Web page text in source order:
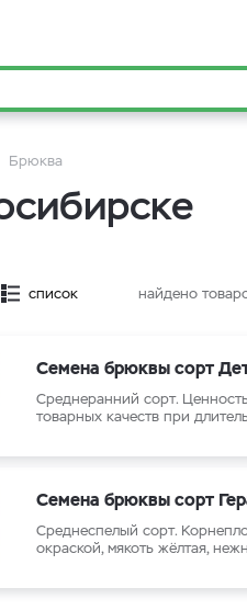
Брюква
список найдено
Семена брюквы сорт
Среднеранний сорт.
товарных качеств при
Семена брюквы сорт
Среднеспелый сорт.
окраской, мякоть жёлтая,